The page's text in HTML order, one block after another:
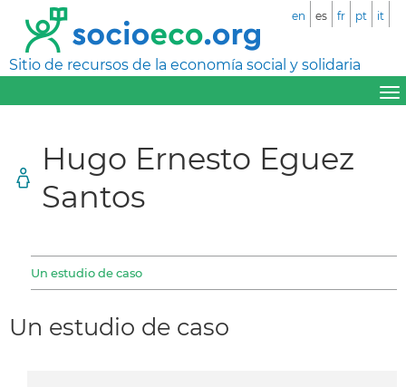
Sitio de recursos de la economía social y solidaria
en es fr pt it
Hugo Ernesto Eguez
Santos
Un estudio de caso
Un estudio de caso